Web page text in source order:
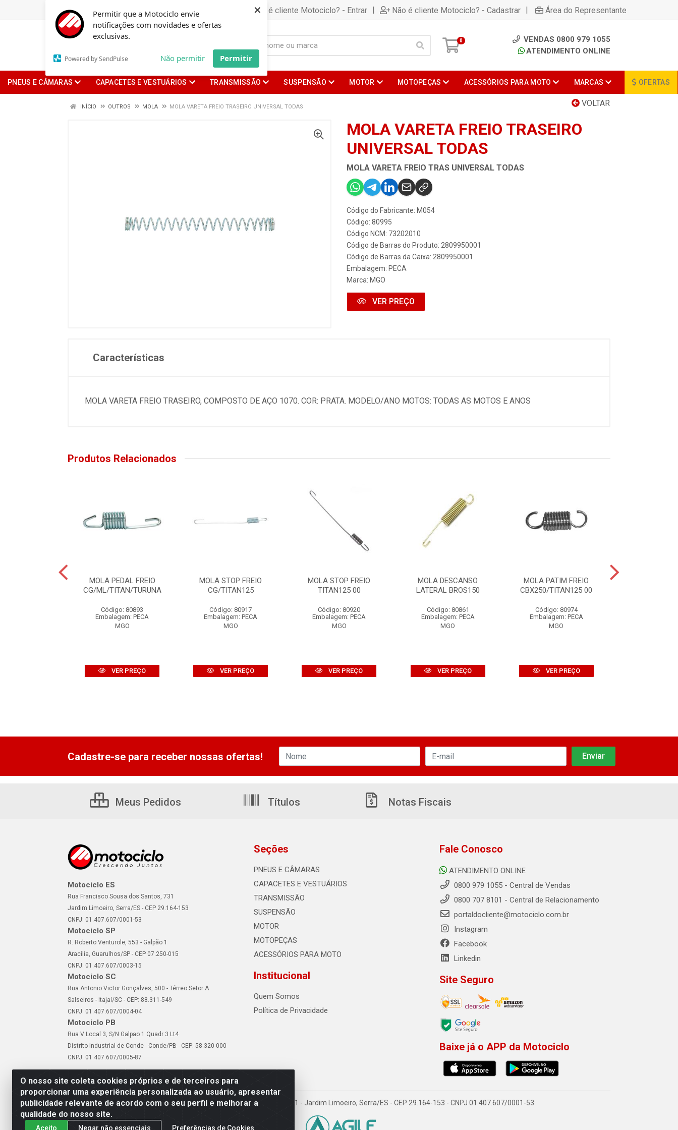
Permitir que a Motociclo envie
notificações com novidades e ofertas
exclusivas.
Powered by SendPulse Não permitir Permitir
×Já é cliente Motociclo? - Entrar | Não é cliente Motociclo? - Cadastrar | Área do Representante
0
VENDAS 0800 979 1055
ATENDIMENTO ONLINE
PNEUS E CÂMARAS CAPACETES E VESTUÁRIOS TRANSMISSÃO SUSPENSÃO MOTOR MOTOPEÇAS ACESSÓRIOS PARA MOTO MARCAS OFERTAS
VOLTAR
INÍCIO OUTROS MOLA MOLA VARETA FREIO TRASEIRO UNIVERSAL TODAS
MOLA VARETA FREIO TRASEIRO
UNIVERSAL TODAS
MOLA VARETA FREIO TRAS UNIVERSAL TODAS
Código do Fabricante: M054
Código: 80995
Código NCM: 73202010
Código de Barras do Produto: 2809950001
Código de Barras da Caixa: 2809950001
Embalagem: PECA
Marca: MGO
VER PREÇO
Características
MOLA VARETA FREIO TRASEIRO, COMPOSTO DE AÇO 1070. COR: PRATA. MODELO/ANO MOTOS: TODAS AS MOTOS E ANOS
Produtos Relacionados
MOLA PEDAL FREIO
CG/ML/TITAN/TURUNA
Código: 80893
Embalagem: PECA
MGO
VER PREÇO
MOLA STOP FREIO
CG/TITAN125
Código: 80917
Embalagem: PECA
MGO
VER PREÇO
MOLA STOP FREIO
TITAN125 00
Código: 80920
Embalagem: PECA
MGO
VER PREÇO
MOLA DESCANSO
LATERAL BROS150
Código: 80861
Embalagem: PECA
MGO
VER PREÇO
MOLA PATIM FREIO
CBX250/TITAN125 00
Código: 80974
Embalagem: PECA
MGO
VER PREÇO
O nosso site coleta cookies próprios e de terceiros para
proporcionar uma experiência personalizada ao usuário, apresentar
publicidade relevante de acordo com o seu perfil e melhorar a
qualidade do nosso site.
Aceito Negar não essenciais Preferências de Cookies
Cadastre-se para receber nossas ofertas!
Meus Pedidos Títulos Notas Fiscais
Motociclo ES
Rua Francisco Sousa dos Santos, 731
Jardim Limoeiro, Serra/ES - CEP 29.164-153
CNPJ: 01.407.607/0001-53
Motociclo SP
R. Roberto Venturole, 553 - Galpão 1
Aracília, Guarulhos/SP - CEP 07.250-015
CNPJ: 01.407.607/0003-15
Motociclo SC
Rua Antonio Victor Gonçalves, 500 - Térreo Setor A
Salseiros - Itajaí/SC - CEP: 88.311-549
CNPJ: 01.407.607/0004-04
Motociclo PB
Rua V Local 3, S/N Galpao 1 Quadr 3 Lt4
Distrito Industrial de Conde - Conde/PB - CEP: 58.320-000
CNPJ: 01.407.607/0005-87
Seções
PNEUS E CÂMARAS
CAPACETES E VESTUÁRIOS
TRANSMISSÃO
SUSPENSÃO
MOTOR
MOTOPEÇAS
ACESSÓRIOS PARA MOTO
Institucional
Quem Somos
Política de Privacidade
Fale Conosco
ATENDIMENTO ONLINE
0800 979 1055 - Central de Vendas
0800 707 8101 - Central de Relacionamento
portaldocliente@motociclo.com.br
Instagram
Facebook
Linkedin
Site Seguro
Baixe já o APP da Motociclo
Motociclo - Rua Francisco Sousa dos Santos, 731 - Jardim Limoeiro, Serra/ES - CEP 29.164-153 - CNPJ 01.407.607/0001-53